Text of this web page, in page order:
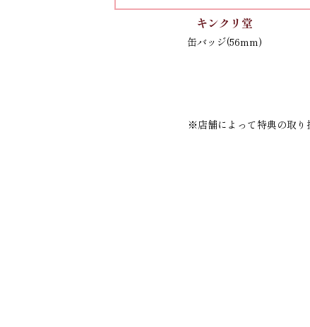
キンクリ堂
缶バッジ(56mm)
※店舗によって特典の取り